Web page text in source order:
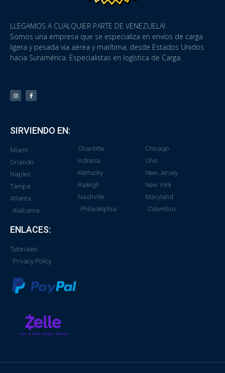
LLEGAMOS A CUALQUIER PARTE DE VENEZUELA!
Somos una empresa que se especializa en envíos de carga
ligera y pesada vía aérea y marítima, desde Estados Unidos
hacia Suramérica. Especialistas en logística de Carga.
SIRVIENDO EN:
Miami
Orlando
Naples
Tampa
Atlanta
Alabama
ENLACES:
Tutoriales
Privacy Policy
Charlotte
Indiana
Kentucky
Raleigh
Nashville
Philadelphia
Chicago
Ohio
New Jersey
New York
Maryland
Columbus